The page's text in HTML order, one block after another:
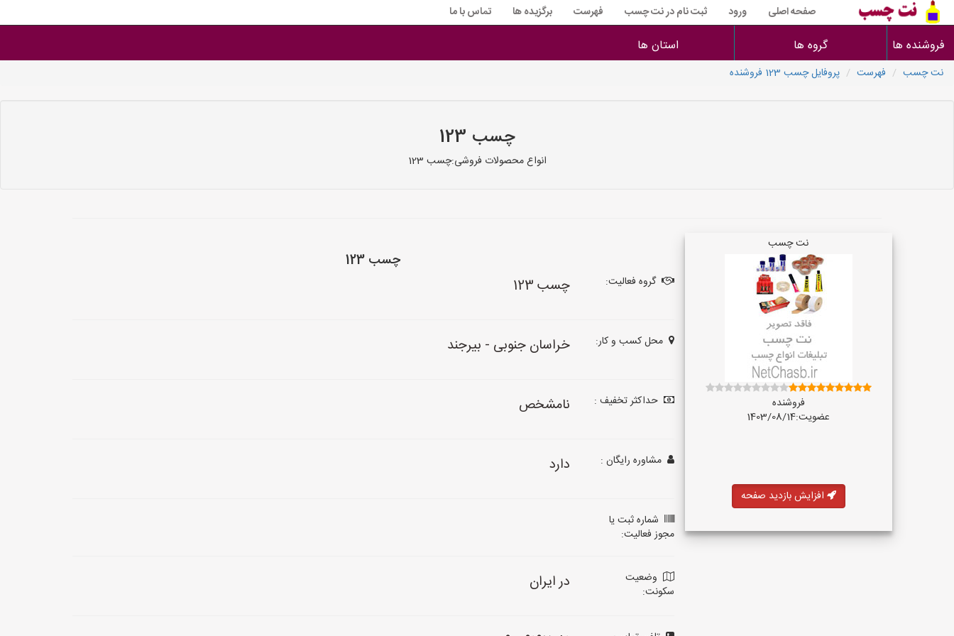
صفحه اصلی ورود ثبت نام در نت چسب فهرست برگزیده ها تماس با ما
فروشنده ها گروه ها استان ها
نت چسب فهرست پروفایل چسب 123 فروشنده
چسب 123
انواع محصولات فروشی:چسب 123
نت چسب
فروشنده
عضویت:1403/08/14
افزایش بازدید صفحه
چسب 123
گروه فعالیت: چسب 123
محل کسب و کار: خراسان جنوبی - بیرجند
حداکثر تخفیف : نامشخص
مشاوره رایگان : دارد
شماره ثبت یا
مجوز فعالیت:
وضعیت
سکونت:
در ایران